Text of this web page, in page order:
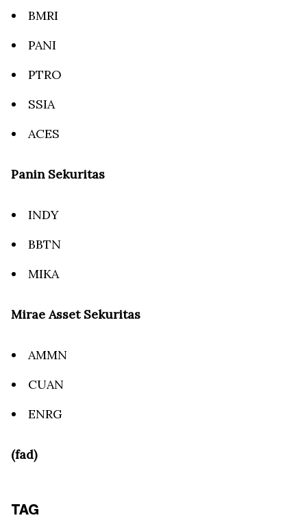
BMRI
PANI
PTRO
SSIA
ACES
Panin Sekuritas
INDY
BBTN
MIKA
Mirae Asset Sekuritas
AMMN
CUAN
ENRG
(fad)
TAG